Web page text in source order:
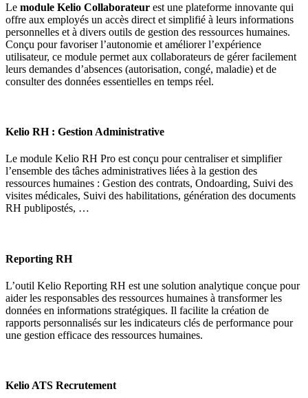
Le module Kelio Collaborateur est une plateforme innovante qui
offre aux employés un accès direct et simplifié à leurs informations
personnelles et à divers outils de gestion des ressources humaines.
Conçu pour favoriser l’autonomie et améliorer l’expérience
utilisateur, ce module permet aux collaborateurs de gérer facilement
leurs demandes d’absences (autorisation, congé, maladie) et de
consulter des données essentielles en temps réel.
Kelio RH : Gestion Administrative
Le module Kelio RH Pro est conçu pour centraliser et simplifier
l’ensemble des tâches administratives liées à la gestion des
ressources humaines : Gestion des contrats, Ondoarding, Suivi des
visites médicales, Suivi des habilitations, génération des documents
RH publipostés, …
Reporting RH
L’outil Kelio Reporting RH est une solution analytique conçue pour
aider les responsables des ressources humaines à transformer les
données en informations stratégiques. Il facilite la création de
rapports personnalisés sur les indicateurs clés de performance pour
une gestion efficace des ressources humaines.
Kelio ATS Recrutement